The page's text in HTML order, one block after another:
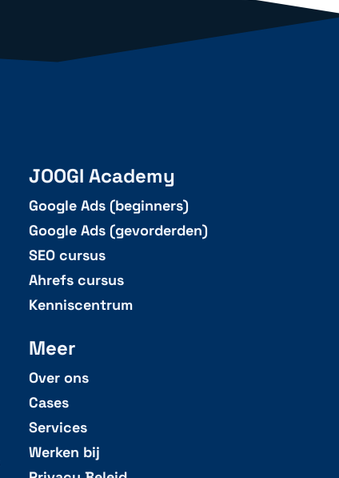
JOOGI Academy
Google Ads (beginners)
Google Ads (gevorderden)
SEO cursus
Ahrefs cursus
Kenniscentrum
Meer
Over ons
Cases
Services
Werken bij